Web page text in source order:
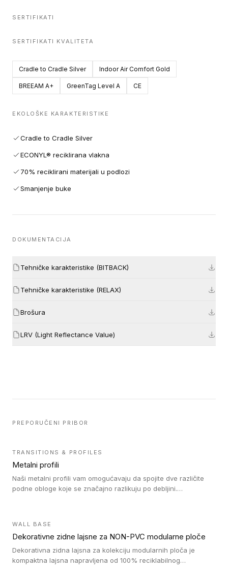
SERTIFIKATI
SERTIFIKATI KVALITETA
Cradle to Cradle Silver Indoor Air Comfort Gold
BREEAM A+ GreenTag Level A CE
EKOLOŠKE KARAKTERISTIKE
Cradle to Cradle Silver
ECONYL® reciklirana vlakna
70% reciklirani materijali u podlozi
Smanjenje buke
DOKUMENTACIJA
Tehničke karakteristike (BITBACK)
Tehničke karakteristike (RELAX)
Brošura
LRV (Light Reflectance Value)
PREPORUČENI PRIBOR
TRANSITIONS & PROFILES
Metalni profili
Naši metalni profili vam omogućavaju da spojite dve različite
podne obloge koje se značajno razlikuju po debljini.
WALL BASE
Dekorativne zidne lajsne za NON-PVC modularne ploče
Dekorativna zidna lajsna za kolekciju modularnih ploča je
kompaktna lajsna napravljena od 100% reciklabilnog